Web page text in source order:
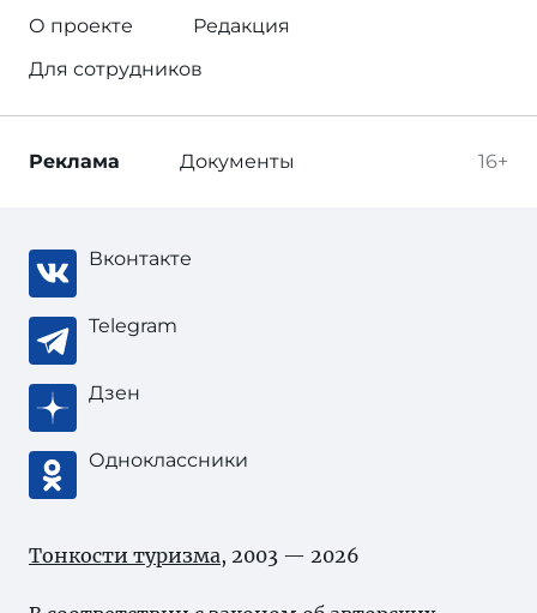
О проекте
Редакция
Для сотрудников
16+
Реклама Документы
Вконтакте
Telegram
Дзен
Одноклассники
Тонкости туризма, 2003 — 2026